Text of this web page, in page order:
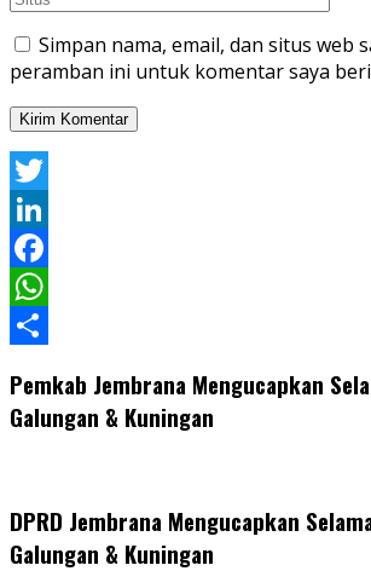
Simpan nama, email, dan situs web
peramban ini untuk komentar saya
Twitter
LinkedIn
Facebook
WhatsApp
Pemkab Jembrana Mengucapkan
Galungan & Kuningan
DPRD Jembrana Mengucapkan
Galungan & Kuningan